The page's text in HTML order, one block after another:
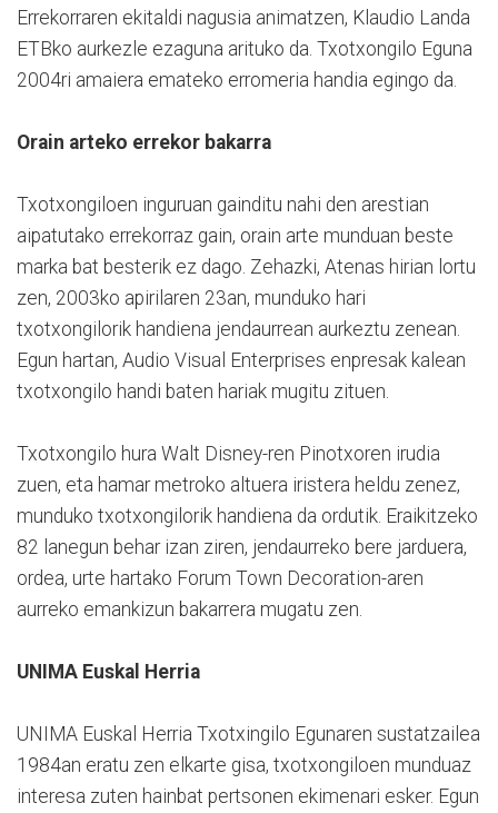
Errekorraren ekitaldi nagusia animatzen, Klaudio Landa
ETBko aurkezle ezaguna arituko da. Txotxongilo Eguna
2004ri amaiera emateko erromeria handia egingo da.
Orain arteko errekor bakarra
Txotxongiloen inguruan gainditu nahi den arestian
aipatutako errekorraz gain, orain arte munduan beste
marka bat besterik ez dago. Zehazki, Atenas hirian lortu
zen, 2003ko apirilaren 23an, munduko hari
txotxongilorik handiena jendaurrean aurkeztu zenean.
Egun hartan, Audio Visual Enterprises enpresak kalean
txotxongilo handi baten hariak mugitu zituen.
Txotxongilo hura Walt Disney-ren Pinotxoren irudia
zuen, eta hamar metroko altuera iristera heldu zenez,
munduko txotxongilorik handiena da ordutik. Eraikitzeko
82 lanegun behar izan ziren, jendaurreko bere jarduera,
ordea, urte hartako Forum Town Decoration-aren
aurreko emankizun bakarrera mugatu zen.
UNIMA Euskal Herria
UNIMA Euskal Herria Txotxingilo Egunaren sustatzailea
1984an eratu zen elkarte gisa, txotxongiloen munduaz
interesa zuten hainbat pertsonen ekimenari esker. Egun